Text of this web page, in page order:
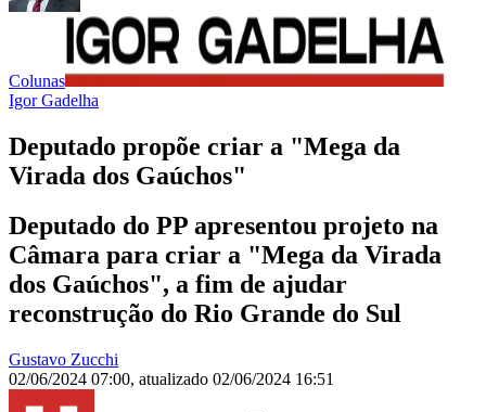
Colunas
Igor Gadelha
Deputado propõe criar a "Mega da
Virada dos Gaúchos"
Deputado do PP apresentou projeto na
Câmara para criar a "Mega da Virada
dos Gaúchos", a fim de ajudar
reconstrução do Rio Grande do Sul
Gustavo Zucchi
02/06/2024 07:00, atualizado 02/06/2024 16:51